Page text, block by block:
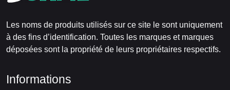
Les noms de produits utilisés sur ce site le sont uniquement
à des fins d’identification. Toutes les marques et marques
déposées sont la propriété de leurs propriétaires respectifs.
Informations